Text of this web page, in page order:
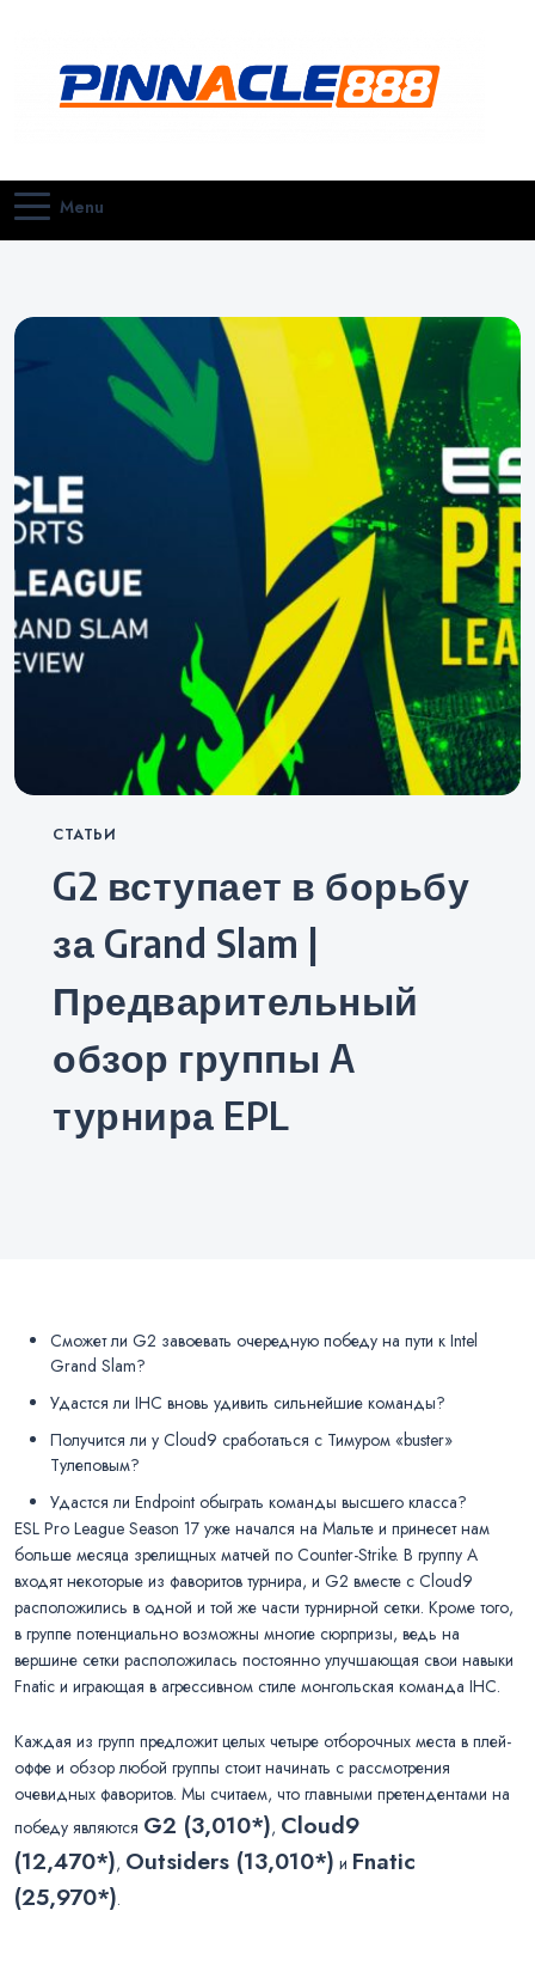
Pinnacle
Menu
Categories
СТАТЬИ
G2 вступает в борьбу
за Grand Slam |
Предварительный
обзор группы A
турнира EPL
Сможет ли G2 завоевать очередную победу на пути к Intel
Grand Slam?
Удастся ли IHC вновь удивить сильнейшие команды?
Получится ли у Cloud9 сработаться с Тимуром «buster»
Тулеповым?
Удастся ли Endpoint обыграть команды высшего класса?
ESL Pro League Season 17 уже начался на Мальте и принесет нам
больше месяца зрелищных матчей по Counter-Strike. В группу A
входят некоторые из фаворитов турнира, и G2 вместе с Cloud9
расположились в одной и той же части турнирной сетки. Кроме того,
в группе потенциально возможны многие сюрпризы, ведь на
вершине сетки расположилась постоянно улучшающая свои навыки
Fnatic и играющая в агрессивном стиле монгольская команда IHC.
Каждая из групп предложит целых четыре отборочных места в плей-
оффе и обзор любой группы стоит начинать с рассмотрения
очевидных фаворитов. Мы считаем, что главными претендентами на
победу являются G2 (3,010*), Cloud9
(12,470*), Outsiders (13,010*) и Fnatic
(25,970*).